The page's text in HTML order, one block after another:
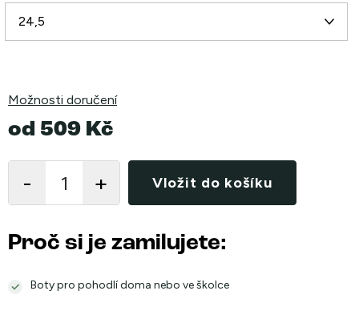
Možnosti doručení
od 509 Kč
cena:
Vložit do košíku
Proč si je zamilujete:
Boty pro pohodlí doma nebo ve školce